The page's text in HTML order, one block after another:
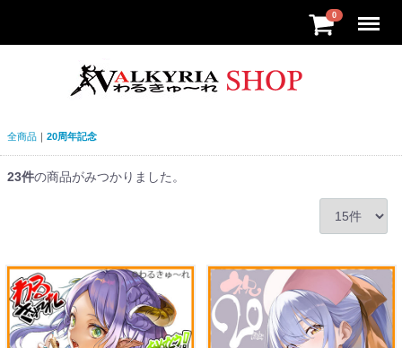
0
全商品 20周年記念
23件の商品がみつかりました。